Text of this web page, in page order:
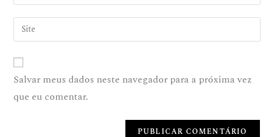
Salvar meus dados neste navegador para a próxima vez
que eu comentar.